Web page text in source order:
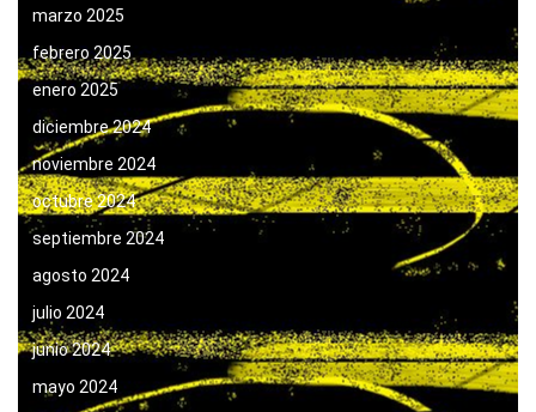
marzo 2025
febrero 2025
enero 2025
diciembre 2024
noviembre 2024
octubre 2024
septiembre 2024
agosto 2024
julio 2024
junio 2024
mayo 2024